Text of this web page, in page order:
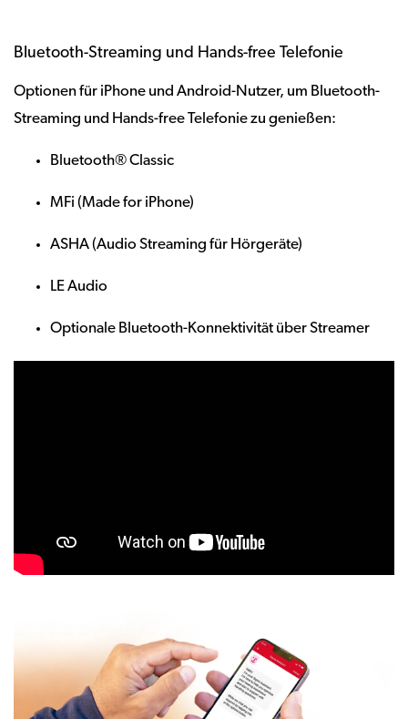
Bluetooth-Streaming und Hands-free Telefonie
Optionen für iPhone und Android-Nutzer, um Bluetooth-
Streaming und Hands-free Telefonie zu genießen:
Bluetooth® Classic
MFi (Made for iPhone)
ASHA (Audio Streaming für Hörgeräte)
LE Audio
Optionale Bluetooth-Konnektivität über Streamer